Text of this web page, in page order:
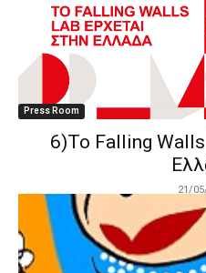
Press Room
6)To Falling
21/